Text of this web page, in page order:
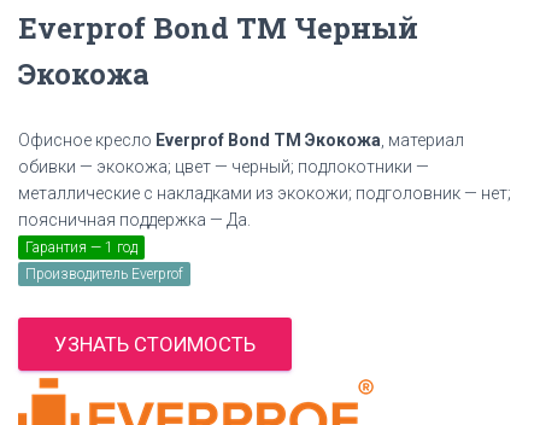
Everprof Bond TM Черный
Экокожа
Офисное кресло Everprof Bond TM Экокожа , материал
обивки — экокожа; цвет — черный; подлокотники —
металлические с накладками из экокожи; подголовник — нет;
поясничная поддержка — Да.
Гарантия — 1 год
Производитель Everprof
УЗНАТЬ СТОИМОСТЬ